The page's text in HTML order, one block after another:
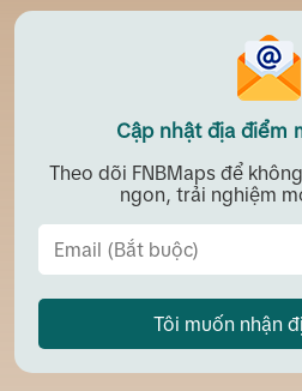
Cập nhật địa điểm
Theo dõi FNBMaps để
ngon, trải nghiệm
Tôi muốn nhận